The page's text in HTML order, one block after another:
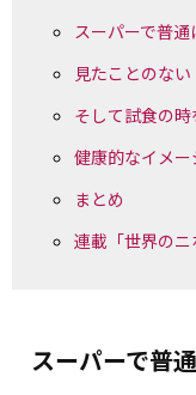
スーパーで普通
見たことのな
そして試食の時
健康的なイメ
まとめ
連載「世界のニ
スーパーで普